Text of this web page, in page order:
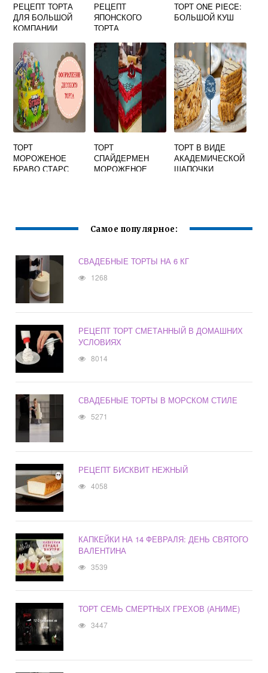
РЕЦЕПТ ТОРТА
ДЛЯ БОЛЬШОЙ
КОМПАНИИ
РЕЦЕПТ
ЯПОНСКОГО
ТОРТА
ТОРТ ONE PIECE:
БОЛЬШОЙ КУШ
ТОРТ
МОРОЖЕНОЕ
БРАВО СТАРС
ТОРТ
СПАЙДЕРМЕН
МОРОЖЕНОЕ
ТОРТ В ВИДЕ
АКАДЕМИЧЕСКОЙ
ШАПОЧКИ
Самое популярное:
СВАДЕБНЫЕ ТОРТЫ НА 6 КГ
1268
РЕЦЕПТ ТОРТ СМЕТАННЫЙ В ДОМАШНИХ
УСЛОВИЯХ
8014
СВАДЕБНЫЕ ТОРТЫ В МОРСКОМ СТИЛЕ
5271
РЕЦЕПТ БИСКВИТ НЕЖНЫЙ
4058
КАПКЕЙКИ НА 14 ФЕВРАЛЯ: ДЕНЬ СВЯТОГО
ВАЛЕНТИНА
3539
ТОРТ СЕМЬ СМЕРТНЫХ ГРЕХОВ (АНИМЕ)
3447